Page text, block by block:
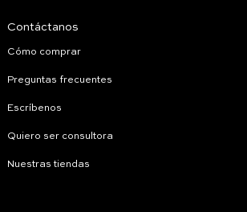
Contáctanos
Cómo comprar
Preguntas frecuentes
Escríbenos
Quiero ser consultora
Nuestras tiendas